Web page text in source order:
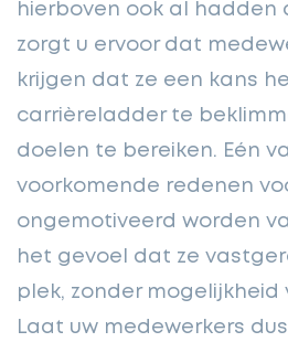
hierboven ook al hadden
zorgt u ervoor dat
krijgen dat ze een kans
carrièreladder te
doelen te bereiken. Eén
voorkomende redenen
ongemotiveerd worden
het gevoel dat ze
plek, zonder mogelijkheid
Laat uw medewerkers